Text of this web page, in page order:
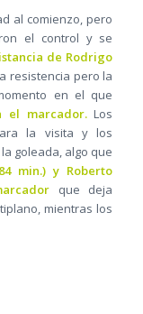
al comienzo, pero
el control y se
de Rodrigo
resistencia pero la
en el que
el marcador.Los
la visita y los
goleada, algo que
min.) y Roberto
que deja
mientras los